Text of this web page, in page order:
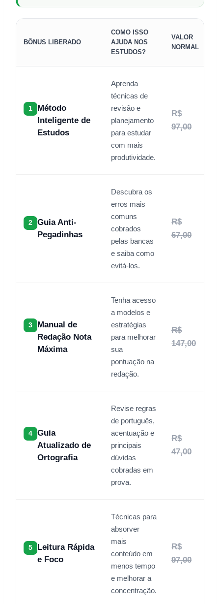
BÔNUS LIBERADO
COMO ISSO
AJUDA NOS
ESTUDOS?
VALOR
NORMAL
1
Método
Inteligente de
Estudos
Aprenda
técnicas de
revisão e
planejamento
para estudar
com mais
produtividade.
R$
97,00
2
Guia Anti-
Pegadinhas
Descubra os
erros mais
comuns
cobrados
pelas bancas
e saiba como
evitá-los.
R$
67,00
3
Manual de
Redação Nota
Máxima
Tenha acesso
a modelos e
estratégias
para melhorar
sua
pontuação na
redação.
R$
147,00
4
Guia
Atualizado de
Ortografia
Revise regras
de português,
acentuação e
principais
dúvidas
cobradas em
prova.
R$
47,00
5
Leitura Rápida
e Foco
Técnicas para
absorver
mais
conteúdo em
menos tempo
e melhorar a
concentração.
R$
97,00